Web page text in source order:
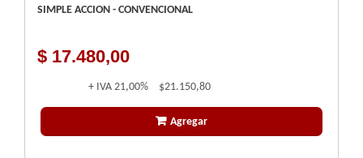
SIMPLE ACCION - CONVENCIONAL
$ 17.480,00
+ IVA 21,00% $21.150,80
Agregar